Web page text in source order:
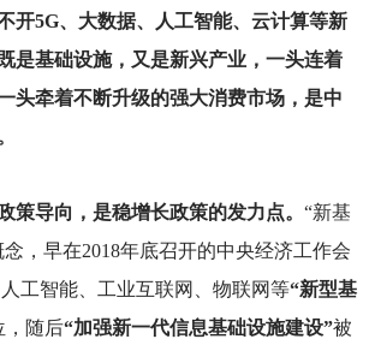
开5G、大数据、人工智能、云计算等新
是基础设施，又是新兴产业，一头连着
头牵着不断升级的强大消费市场，是中
策导向，是稳增长政策的发力点。 “新基
，早在2018年底召开的中央经济工作会
工智能、工业互联网、物联网等“新型基
，随后“加强新一代信息基础设施建设”被